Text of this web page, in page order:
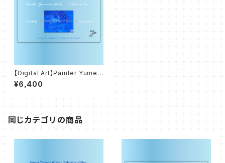
【Digital Art】Painter Yumen
o Works - Colletion of Blu
e - 青の情景 scene of blue
¥6,400
同じカテゴリの商品